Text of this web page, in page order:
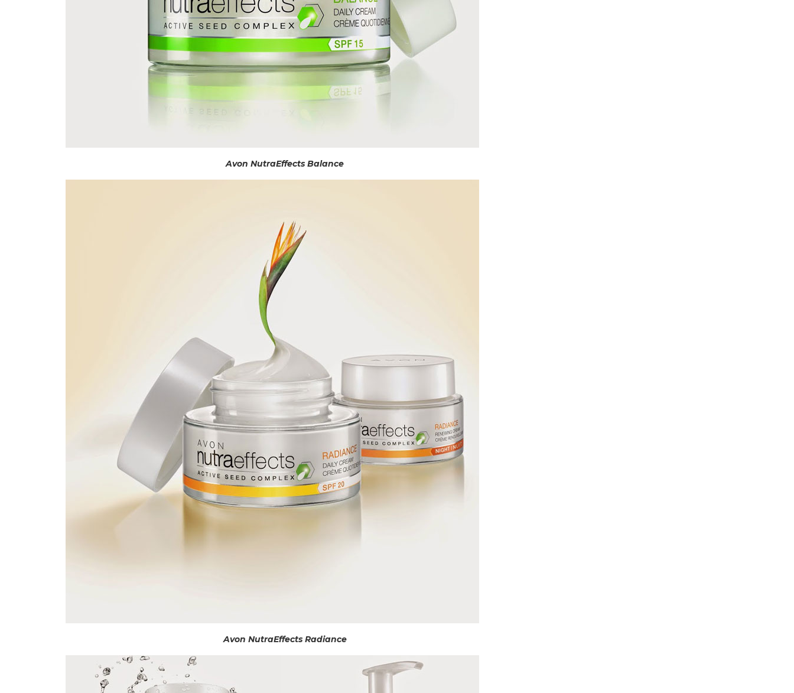
Avon NutraEffects Balance
Avon NutraEffects Radiance